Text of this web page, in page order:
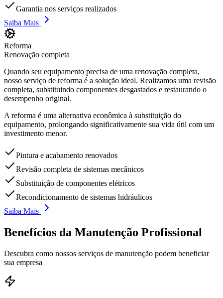
Garantia nos serviços realizados
Saiba Mais
Reforma
Renovação completa
Quando seu equipamento precisa de uma renovação completa,
nosso serviço de reforma é a solução ideal. Realizamos uma revisão
completa, substituindo componentes desgastados e restaurando o
desempenho original.
A reforma é uma alternativa econômica à substituição do
equipamento, prolongando significativamente sua vida útil com um
investimento menor.
Pintura e acabamento renovados
Revisão completa de sistemas mecânicos
Substituição de componentes elétricos
Recondicionamento de sistemas hidráulicos
Saiba Mais
Benefícios da Manutenção Profissional
Descubra como nossos serviços de manutenção podem beneficiar
sua empresa